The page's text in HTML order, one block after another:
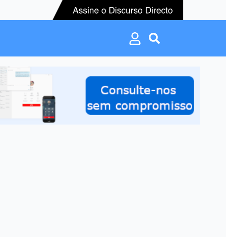
Search
Search
for: